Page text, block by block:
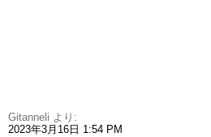
Gitanneli より:
2023年3月16日 1:54 PM